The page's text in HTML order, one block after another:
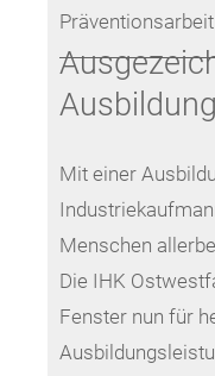
Mit einer
Menschen
Die IHK
Fenster nun für